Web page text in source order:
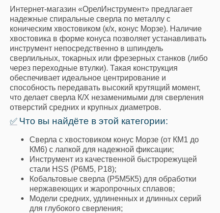
Интернет-магазин «ОрелИнструмент» предлагает
надежные спиральные сверла по металлу с
коническим хвостовиком (к/х, конус Морзе). Наличие
хвостовика в форме конуса позволяет устанавливать
инструмент непосредственно в шпиндель
сверлильных, токарных или фрезерных станков (либо
через переходные втулки). Такая конструкция
обеспечивает идеальное центрирование и
способность передавать высокий крутящий момент,
что делает сверла К/Х незаменимыми для сверления
отверстий средних и крупных диаметров.
✅ Что вы найдёте в этой категории:
Сверла с хвостовиком конус Морзе (от КМ1 до
КМ6) с лапкой для надежной фиксации;
Инструмент из качественной быстрорежущей
стали HSS (Р6М5, Р18);
Кобальтовые сверла (Р5М5К5) для обработки
нержавеющих и жаропрочных сплавов;
Модели средних, удлиненных и длинных серий
для глубокого сверления;